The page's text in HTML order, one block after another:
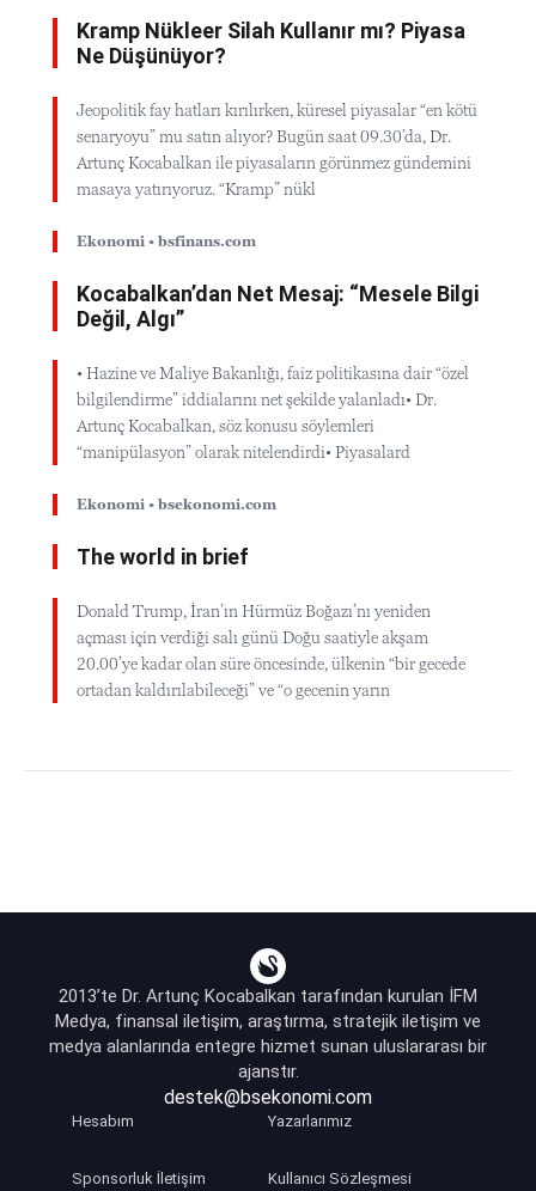
Kramp Nükleer Silah Kullanır mı? Piyasa
Ne Düşünüyor?
Jeopolitik fay hatları kırılırken, küresel piyasalar “en kötü
senaryoyu” mu satın alıyor? Bugün saat 09.30’da, Dr.
Artunç Kocabalkan ile piyasaların görünmez gündemini
masaya yatırıyoruz. “Kramp” nükl
Ekonomi • bsfinans.com
Kocabalkan’dan Net Mesaj: “Mesele Bilgi
Değil, Algı”
• Hazine ve Maliye Bakanlığı, faiz politikasına dair “özel
bilgilendirme” iddialarını net şekilde yalanladı• Dr.
Artunç Kocabalkan, söz konusu söylemleri
“manipülasyon” olarak nitelendirdi• Piyasalard
Ekonomi • bsekonomi.com
The world in brief
Donald Trump, İran’ın Hürmüz Boğazı’nı yeniden
açması için verdiği salı günü Doğu saatiyle akşam
20.00’ye kadar olan süre öncesinde, ülkenin “bir gecede
ortadan kaldırılabileceği” ve “o gecenin yarın
2013’te Dr. Artunç Kocabalkan tarafından kurulan İFM
Medya, finansal iletişim, araştırma, stratejik iletişim ve
medya alanlarında entegre hizmet sunan uluslararası bir
ajanstır.
destek@bsekonomi.com
Hesabım Yazarlarımız
Sponsorluk İletişim Kullanıcı Sözleşmesi